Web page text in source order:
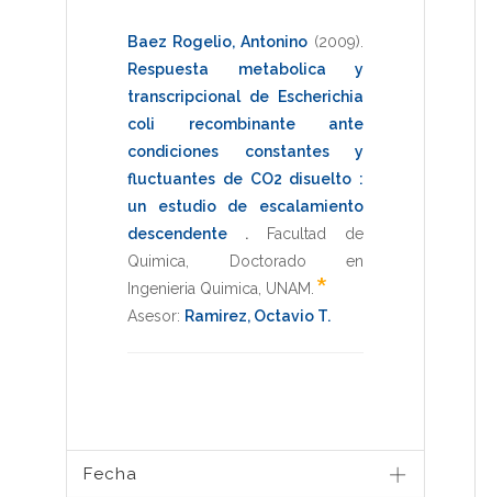
Baez Rogelio, Antonino (2009)
Respuesta metabolica y
transcripcional de Escherichia
coli recombinante ante
condiciones constantes y
fluctuantes de CO2 disuelto :
un estudio de escalamiento
descendente .
Facultad de
Quimica
Doctorado en
Ingenieria Quimica UNAM *
Asesor: Ramirez, Octavio T.
Fecha